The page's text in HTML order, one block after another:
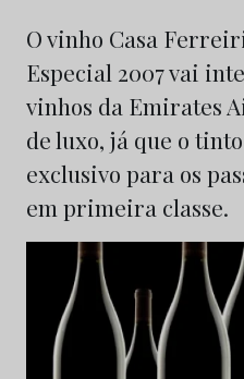
O vinho Casa
Especial 2007 vai
vinhos da Emirates
de luxo, já que o
exclusivo para os
em primeira classe.